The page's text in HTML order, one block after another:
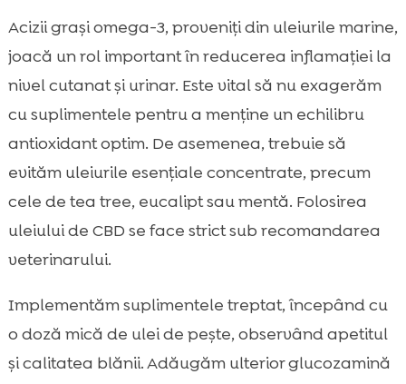
Acizii grași omega-3, proveniți din uleiurile marine,
joacă un rol important în reducerea inflamației la
nivel cutanat și urinar. Este vital să nu exagerăm
cu suplimentele pentru a menține un echilibru
antioxidant optim. De asemenea, trebuie să
evităm uleiurile esențiale concentrate, precum
cele de tea tree, eucalipt sau mentă. Folosirea
uleiului de CBD se face strict sub recomandarea
veterinarului.
Implementăm suplimentele treptat, începând cu
o doză mică de ulei de pește, observând apetitul
și calitatea blănii. Adăugăm ulterior glucozamină